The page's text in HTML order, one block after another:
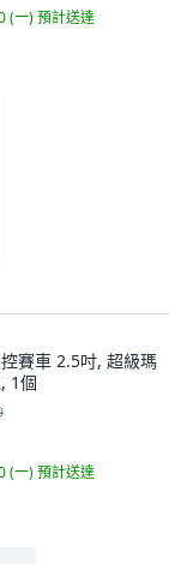
(一)預計送達
賽車 2.5吋, 超級瑪
1個
(一)預計送達